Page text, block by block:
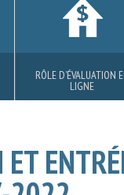
RÔLE D’ÉVALUATION
LIGNE
SÉCURITÉ PUBLIQUE
CIVILE
LOCATION DE SALLE